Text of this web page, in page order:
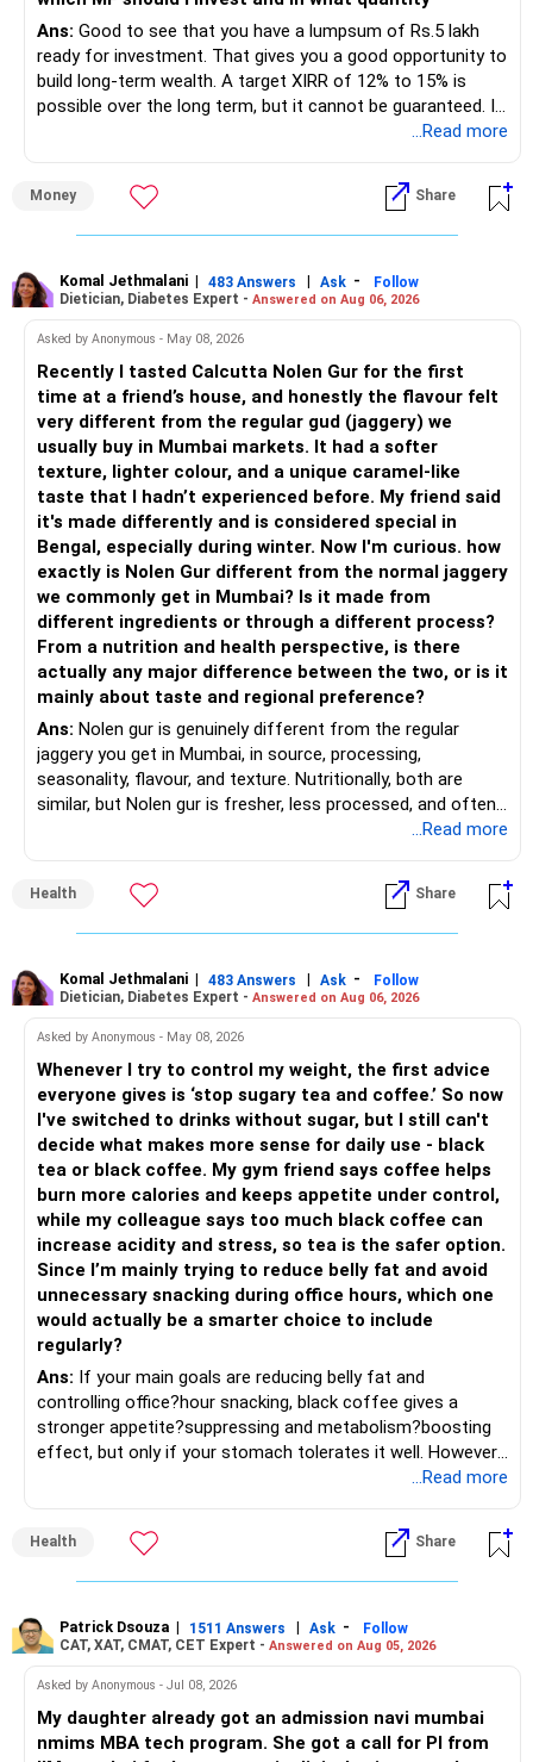
– Government bonds of Rs.60 lakhs give stability and
regular income.
– No debt is a big positive.
– Monthly expenses of around Rs.25,000 are well under
– Overall, your financial position looks healthy.
– Continue investing through SIPs every month.
– Add exposure to Large & Mid Cap Funds.
– Keep a meaningful allocation to Mid Cap Funds.
– Add a limited allocation to Small Cap Funds for long-term
wealth creation.
– Avoid putting too much into one category.
– Invest consistently in all market conditions.
– Increase SIP amount every year with salary hikes.
» Asset Allocation Review
– Your government bond allocation is relatively high.
– This gives good safety but may reduce long-term wealth
– Future surplus can be directed more towards equity
mutual funds.
– Avoid making sudden changes to existing investments.
– Shift gradually based on your comfort level.
» Share Portfolio Review
– Review every stock once a year.
– Remove weak businesses if required.
– Avoid holding too many stocks.
– Focus on quality over quantity.
– If managing stocks becomes difficult, future
investments can be routed through mutual funds.
» Emergency Planning
– Keep around 6 to 12 months of expenses in liquid
– Keep this amount separate from long-term investments.
– Use it only for emergencies.
» Insurance Review
– Ensure adequate health insurance for yourself and family.
– Maintain sufficient term insurance if anyone depends on
your income.
Ans: Good to see that you have a lumpsum of Rs.5 lakh
ready for investment. That gives you a good opportunity to
build long-term wealth. A target XIRR of 12% to 15% is
possible over the long term, but it cannot be guaranteed. It
depends on market conditions, investment period and
» My Assessment
equity mutual fund portfolio is a suitable choice.
– Avoid putting the entire amount into one fund category.
– A diversified portfolio helps reduce risk and improves
consistency.
» Suggested Allocation
– Flexi Cap Fund – 35% (Rs.1.75 lakh)
Invests across large, mid and small companies.
Provides flexibility as market conditions change.
– Large & Mid Cap Fund – 25% (Rs.1.25 lakh)
Gives stability from large companies.
Adds growth through quality mid-cap stocks.
– Mid Cap Fund – 20% (Rs.1.00 lakh)
Good wealth creation potential.
– Small Cap Fund – 10% (Rs.50,000)
Higher risk but higher return potential.
– Multi Asset Fund – 10% (Rs.50,000)
Helps reduce overall portfolio volatility.
» Should You Invest All At Once?
– If the money is already available and your horizon is long,
investing in a staggered manner over 3 to 6 months can
reduce timing risk.
– Keep the uninvested amount in a liquid mutual fund until
deployment.
» Return Expectations
– A well-managed diversified portfolio has the potential to
generate around 12% to 15% XIRR over a long period.
– Some years may even give negative returns. Patience is
– Review the portfolio once every year.
– Rebalance if one category grows much faster than
others.
...Read more
Money Share
Komal Jethmalani | 483 Answers | Ask -
Follow
Dietician, Diabetes Expert - Answered on Aug 06, 2026
Asked by Anonymous - May 08, 2026
Recently I tasted Calcutta Nolen Gur for the first
time at a friend’s house, and honestly the flavour felt
very different from the regular gud (jaggery) we
usually buy in Mumbai markets. It had a softer
texture, lighter colour, and a unique caramel-like
taste that I hadn’t experienced before. My friend said
it's made differently and is considered special in
Bengal, especially during winter. Now I'm curious. how
exactly is Nolen Gur different from the normal jaggery
we commonly get in Mumbai? Is it made from
different ingredients or through a different process?
From a nutrition and health perspective, is there
actually any major difference between the two, or is it
mainly about taste and regional preference?
Ans: Nolen gur is genuinely different from the regular
jaggery you get in Mumbai, in source, processing,
seasonality, flavour, and texture. Nutritionally, both are
similar, but Nolen gur is fresher, less processed, and often
lower in mineral impurities, which gives it that clean,
palm sap vs sugarcane in normal jaggery. Nutritionally, both
are similar. Nolen gur is not a “healthier” sweetener. It is
simply fresher, more artisanal and more flavourful
seasonal , handcrafted and made from date palm sap (rare
outside Bengal)
...Read more
Health Share
Komal Jethmalani | 483 Answers | Ask -
Follow
Dietician, Diabetes Expert - Answered on Aug 06, 2026
Asked by Anonymous - May 08, 2026
Whenever I try to control my weight, the first advice
everyone gives is ‘stop sugary tea and coffee.’ So now
I've switched to drinks without sugar, but I still can't
decide what makes more sense for daily use - black
tea or black coffee. My gym friend says coffee helps
burn more calories and keeps appetite under control,
while my colleague says too much black coffee can
increase acidity and stress, so tea is the safer option.
Since I’m mainly trying to reduce belly fat and avoid
unnecessary snacking during office hours, which one
would actually be a smarter choice to include
regularly?
Ans: If your main goals are reducing belly fat and
controlling office?hour snacking, black coffee gives a
stronger appetite?suppressing and metabolism?boosting
effect, but only if your stomach tolerates it well. However,
if you struggle with acidity, stress, or jitteriness, black tea
to consistent calorie control, protein?rich meals, fiber?rich
snacks, daily exercise and reducing late?night eating.
...Read more
Health Share
Patrick Dsouza | 1511 Answers | Ask -
Follow
CAT, XAT, CMAT, CET Expert - Answered on Aug 05, 2026
Asked by Anonymous - Jul 08, 2026
My daughter already got an admission navi mumbai
nmims MBA tech program. She got a call for PI from